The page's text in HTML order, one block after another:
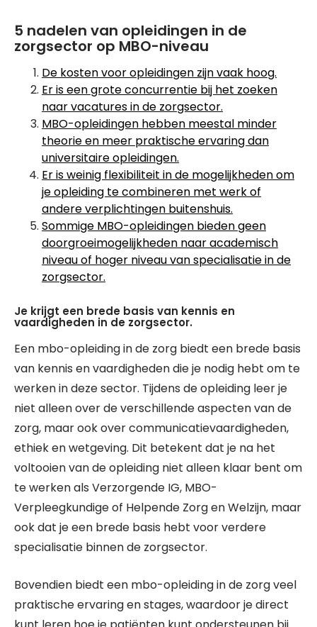
5 nadelen van opleidingen in de
zorgsector op MBO-niveau
De kosten voor opleidingen zijn vaak hoog.
Er is een grote concurrentie bij het zoeken
naar vacatures in de zorgsector.
MBO-opleidingen hebben meestal minder
theorie en meer praktische ervaring dan
universitaire opleidingen.
Er is weinig flexibiliteit in de mogelijkheden om
je opleiding te combineren met werk of
andere verplichtingen buitenshuis.
Sommige MBO-opleidingen bieden geen
doorgroeimogelijkheden naar academisch
niveau of hoger niveau van specialisatie in de
zorgsector.
Je krijgt een brede basis van kennis en
vaardigheden in de zorgsector.
Een mbo-opleiding in de zorg biedt een brede basis
van kennis en vaardigheden die je nodig hebt om te
werken in deze sector. Tijdens de opleiding leer je
niet alleen over de verschillende aspecten van de
zorg, maar ook over communicatievaardigheden,
ethiek en wetgeving. Dit betekent dat je na het
voltooien van de opleiding niet alleen klaar bent om
te werken als Verzorgende IG, MBO-
Verpleegkundige of Helpende Zorg en Welzijn, maar
ook dat je een brede basis hebt voor verdere
specialisatie binnen de zorgsector.
Bovendien biedt een mbo-opleiding in de zorg veel
praktische ervaring en stages, waardoor je direct